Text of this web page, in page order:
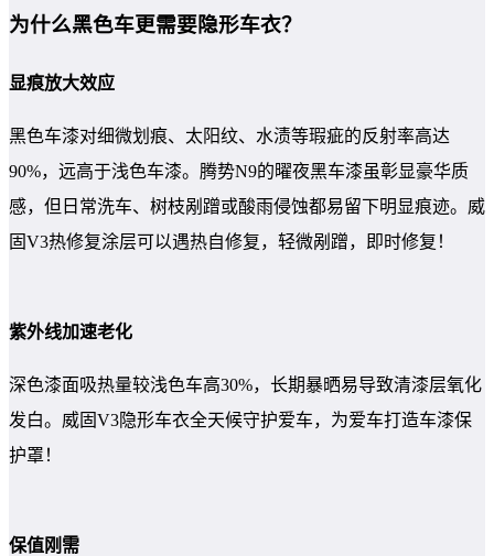
为什么黑色车更需要隐形车衣？
显痕放大效应
黑色车漆对细微划痕、太阳纹、水渍等瑕疵的反射率高达
90%，远高于浅色车漆。腾势N9的曜夜黑车漆虽彰显豪华质
感，但日常洗车、树枝剐蹭或酸雨侵蚀都易留下明显痕迹。威
固V3热修复涂层可以遇热自修复，轻微剐蹭，即时修复！
紫外线加速老化
深色漆面吸热量较浅色车高30%，长期暴晒易导致清漆层氧化
发白。威固V3隐形车衣全天候守护爱车，为爱车打造车漆保
护罩！
保值刚需